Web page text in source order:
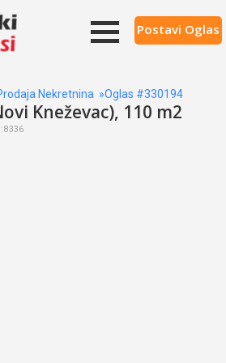
Postavi Oglas
Nekretnina »Oglas #330194
Kneževac), 110 m2
8336